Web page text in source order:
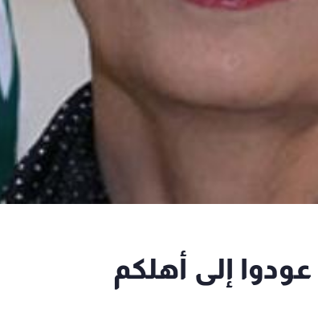
إلى أهلكم